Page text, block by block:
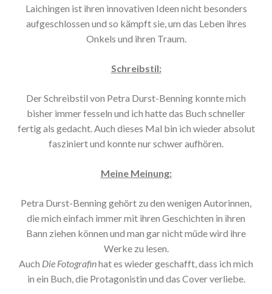
Laichingen ist ihren innovativen Ideen nicht besonders
aufgeschlossen und so kämpft sie, um das Leben ihres
Onkels und ihren Traum.
Schreibstil:
Der Schreibstil von Petra Durst-Benning konnte mich
bisher immer fesseln und ich hatte das Buch schneller
fertig als gedacht. Auch dieses Mal bin ich wieder absolut
fasziniert und konnte nur schwer aufhören.
Meine Meinung:
Petra Durst-Benning gehört zu den wenigen Autorinnen,
die mich einfach immer mit ihren Geschichten in ihren
Bann ziehen können und man gar nicht müde wird ihre
Werke zu lesen.
Auch Die Fotografinhat es wieder geschafft, dass ich mich
in ein Buch, die Protagonistin und das Cover verliebe.